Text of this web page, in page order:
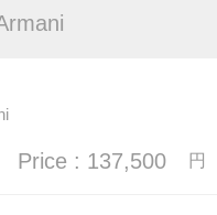
Price : 137,500 円